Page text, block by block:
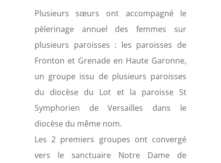
Plusieurs sœurs ont accompagné le
pèlerinage annuel des femmes sur
plusieurs paroisses : les paroisses de
Fronton et Grenade en Haute Garonne,
un groupe issu de plusieurs paroisses
du diocèse du Lot et la paroisse St
Symphorien de Versailles dans le
diocèse du même nom.
Les 2 premiers groupes ont convergé
vers le sanctuaire Notre Dame de